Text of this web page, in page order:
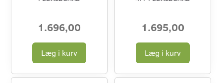
1.696,00
Læg i kurv
1.695,00
Læg i kurv